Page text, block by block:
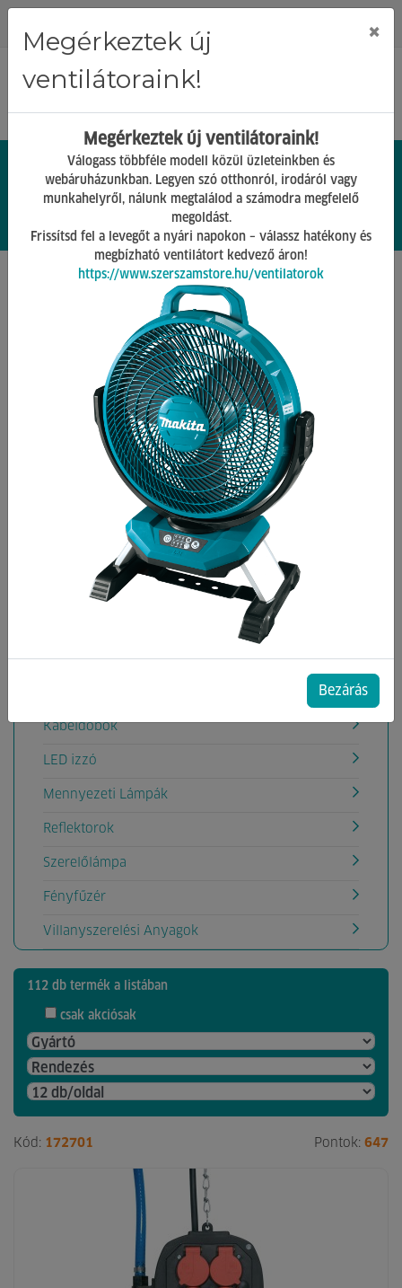
0 0.
Világítás és Elektronika
Elosztó, Hosszabbító
Vissza
Kategóriák
Elemlámpák,zseblámpák
Elosztó, Hosszabbító
Elosztó, hosszabbító tartozékok
Izzó
Kábeldobok
LED izzó
Mennyezeti Lámpák
Reflektorok
Szerelőlámpa
Fényfűzér
Villanyszerelési Anyagok
112 db termék a listában
csak akciósak
Kód: 172701 Pontok: 647
Megérkeztek új
ventilátoraink!
×
Megérkeztek új ventilátoraink!
Válogass többféle modell közül üzleteinkben és
webáruházunkban. Legyen szó otthonról, irodáról vagy
munkahelyről, nálunk megtalálod a számodra megfelelő
megoldást.
Frissítsd fel a levegőt a nyári napokon – válassz hatékony és
megbízható ventilátort kedvező áron!
https://www.szerszamstore.hu/ventilatorok
Bezárás